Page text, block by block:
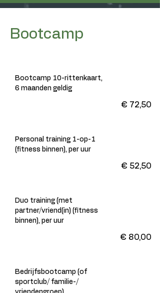
Bootcamp
Bootcamp 10-rittenkaart,
6 maanden geldig
€ 72,50
Personal training 1-op-1
(fitness binnen), per uur
€ 52,50
Duo training (met
partner/vriend(in) (fitness
binnen), per uur
€ 80,00
Bedrijfsbootcamp (of
sportclub/ familie-/